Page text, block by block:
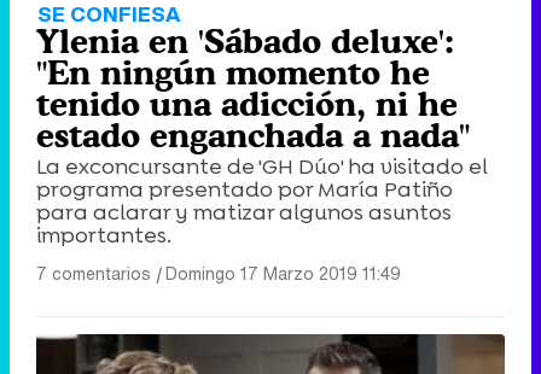
SE CONFIESA
Ylenia en 'Sábado deluxe':
"En ningún momento he
tenido una adicción, ni he
estado enganchada a nada"
La exconcursante de 'GH Dúo' ha visitado el
programa presentado por María Patiño
para aclarar y matizar algunos asuntos
importantes.
7 comentarios |Domingo 17 Marzo 2019 11:49